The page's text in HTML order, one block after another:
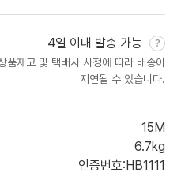
4일 이내 발송 가능
품재고 및 택배사 사정에 따라 배송이
지연될 수 있습니다.
15M
6.7kg
인증번호:HB1111